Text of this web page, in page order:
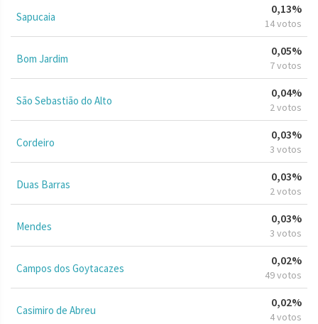
Sapucaia
0,13%
14 votos
Bom Jardim
0,05%
7 votos
São Sebastião do Alto
0,04%
2 votos
Cordeiro
0,03%
3 votos
Duas Barras
0,03%
2 votos
Mendes
0,03%
3 votos
Campos dos Goytacazes
0,02%
49 votos
Casimiro de Abreu
0,02%
4 votos